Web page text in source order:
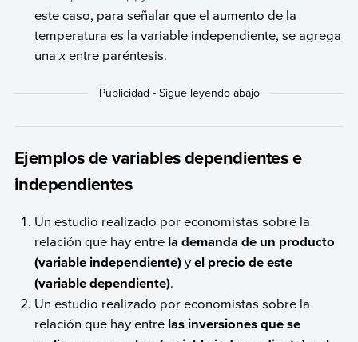
este caso, para señalar que el aumento de la
temperatura es la variable independiente, se agrega
unaxentre paréntesis.
Ejemplos de variables dependientes e
independientes
Un estudio realizado por economistas sobre la
relación que hay entre la demanda de un producto
(variable independiente)yel precio de este
(variable dependiente).
Un estudio realizado por economistas sobre la
relación que hay entre las inversiones que se